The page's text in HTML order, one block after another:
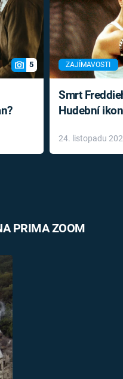
5 ZAJÍMAVOSTI
Smrt
Hudební
léky
24. listopadu
PRIMA ZOOM